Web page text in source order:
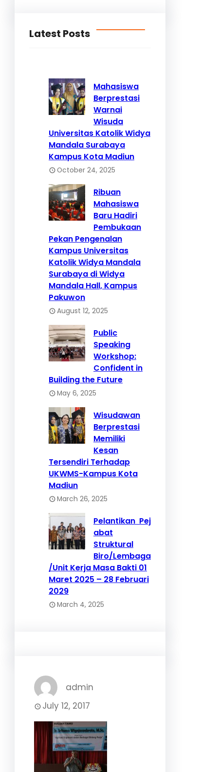
Latest Posts
Mahasiswa
Berprestasi
Warnai
Wisuda
Universitas Katolik Widya
Mandala Surabaya
Kampus Kota Madiun
October 24, 2025
Ribuan
Mahasiswa
Baru Hadiri
Pembukaan
Pekan Pengenalan
Kampus Universitas
Katolik Widya Mandala
Surabaya di Widya
Mandala Hall, Kampus
Pakuwon
August 12, 2025
Public
Speaking
Workshop:
Confident in
Building the Future
May 6, 2025
Wisudawan
Berprestasi
Memiliki
Kesan
Tersendiri Terhadap
UKWMS-Kampus Kota
Madiun
March 26, 2025
Pelantikan Pej
abat
Struktural
Biro/Lembaga
/Unit Kerja Masa Bakti 01
Maret 2025 – 28 Februari
2029
March 4, 2025
admin
July 12, 2017